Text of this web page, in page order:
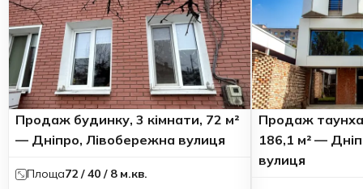
Продаж будинку, 3 кімнати, 72 м²
— Дніпро, Лівобережна вулиця
Площа72 / 40 / 8 м.кв.
Продаж
186,1 м² —
вулиця